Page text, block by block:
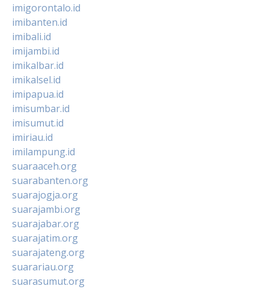
imigorontalo.id
imibanten.id
imibali.id
imijambi.id
imikalbar.id
imikalsel.id
imipapua.id
imisumbar.id
imisumut.id
imiriau.id
imilampung.id
suaraaceh.org
suarabanten.org
suarajogja.org
suarajambi.org
suarajabar.org
suarajatim.org
suarajateng.org
suarariau.org
suarasumut.org